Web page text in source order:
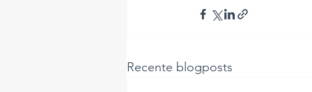
Recente blogposts